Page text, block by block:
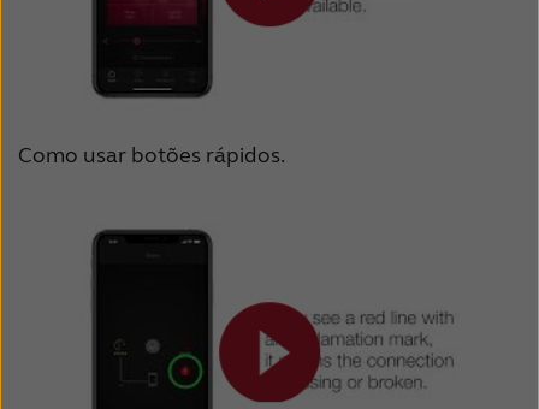
Como usar botões rápidos.